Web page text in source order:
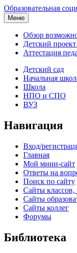
Образовательная
Меню
Обзор
Детский
Аттестация
Детский сад
Начальная
Школа
НПО и СПО
ВУЗ
Навигация
Вход/
Главная
Мой мини-сайт
Ответы на
Поиск по сайту
Сайты классов,
Сайты
Сайты коллег
Форумы
Библиотека